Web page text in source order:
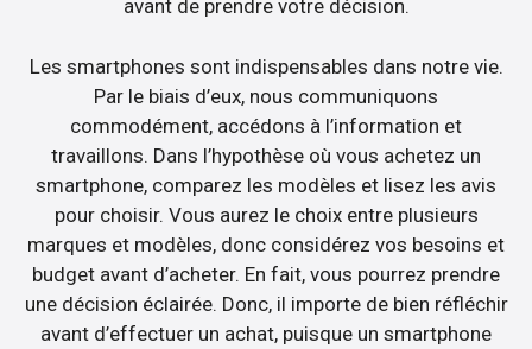
avant de prendre votre décision.
Les smartphones sont indispensables dans notre vie.
Par le biais d’eux, nous communiquons
commodément, accédons à l’information et
travaillons. Dans l’hypothèse où vous achetez un
smartphone, comparez les modèles et lisez les avis
pour choisir. Vous aurez le choix entre plusieurs
marques et modèles, donc considérez vos besoins et
budget avant d’acheter. En fait, vous pourrez prendre
une décision éclairée. Donc, il importe de bien réfléchir
avant d’effectuer un achat, puisque un smartphone